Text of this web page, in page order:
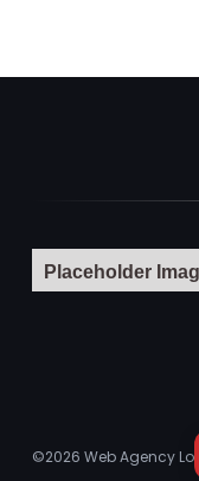
Placeholder
©2026 Web Agency